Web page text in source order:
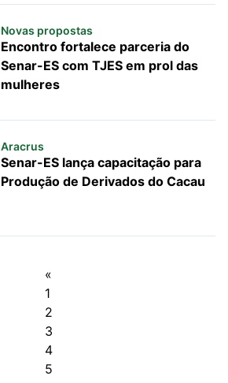
Novas propostas
Encontro fortalece parceria do
Senar-ES com TJES em prol das
mulheres
Aracrus
Senar-ES lança capacitação para
Produção de Derivados do Cacau
«
1
2
3
4
5